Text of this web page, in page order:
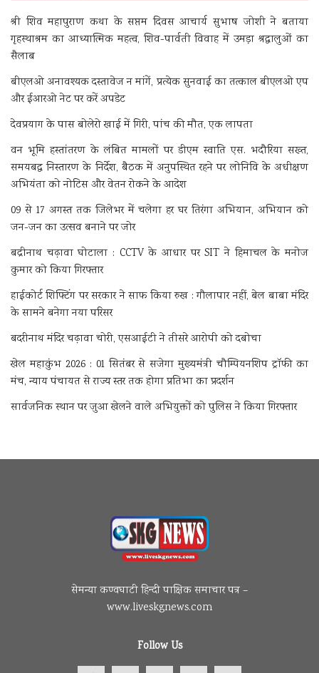
श्री शिव महापुराण कथा के सप्तम दिवस आचार्य सुभाष जोशी ने बताया
गृहस्थाश्रम का आध्यात्मिक महत्व, शिव-पार्वती विवाह में उमड़ा श्रद्धालुओं का
सैलाब
बीएलओ अनावश्यक दस्तावेज न मांगें, प्रत्येक सुनवाई का तत्काल बीएलओ एप
और ईआरओ नेट पर करें अपडेट
देवप्रयाग के पास बोलेरो खाई में गिरी, पांच की मौत, एक लापता
वन भूमि हस्तांतरण के लंबित मामलों पर डीएम स्वाति एस. भदौरिया सख्त,
समयबद्ध निस्तारण के निर्देश, बैठक में अनुपस्थित रहने पर लोनिवि के अधीक्षण
अभियंता को नोटिस और वेतन रोकने के आदेश
09 से 17 अगस्त तक जिलेभर में चलेगा हर घर तिरंगा अभियान, अभियान को
जन-जन का उत्सव बनाने पर जोर
बद्रीनाथ चढ़ावा घोटाला : CCTV के आधार पर SIT ने हिमाचल के मनोज
कुमार को किया गिरफ्तार
हाईकोर्ट शिफ्टिंग पर सरकार ने साफ किया रुख : गौलापार नहीं, बेल बाबा मंदिर
के सामने बनेगा नया परिसर
बदरीनाथ मंदिर चढ़ावा चोरी, एसआईटी ने तीसरे आरोपी को दबोचा
खेल महाकुंभ 2026 : 01 सितंबर से सजेगा मुख्यमंत्री चौम्पियनशिप ट्रॉफी का
मंच, न्याय पंचायत से राज्य स्तर तक होगा प्रतिभा का प्रदर्शन
सार्वजनिक स्थान पर जुआ खेलने वाले अभियुक्तों को पुलिस ने किया गिरफ्तार
सेमन्या कण्वघाटी हिन्दी पाक्षिक समाचार पत्र –
www.liveskgnews.com
Follow Us